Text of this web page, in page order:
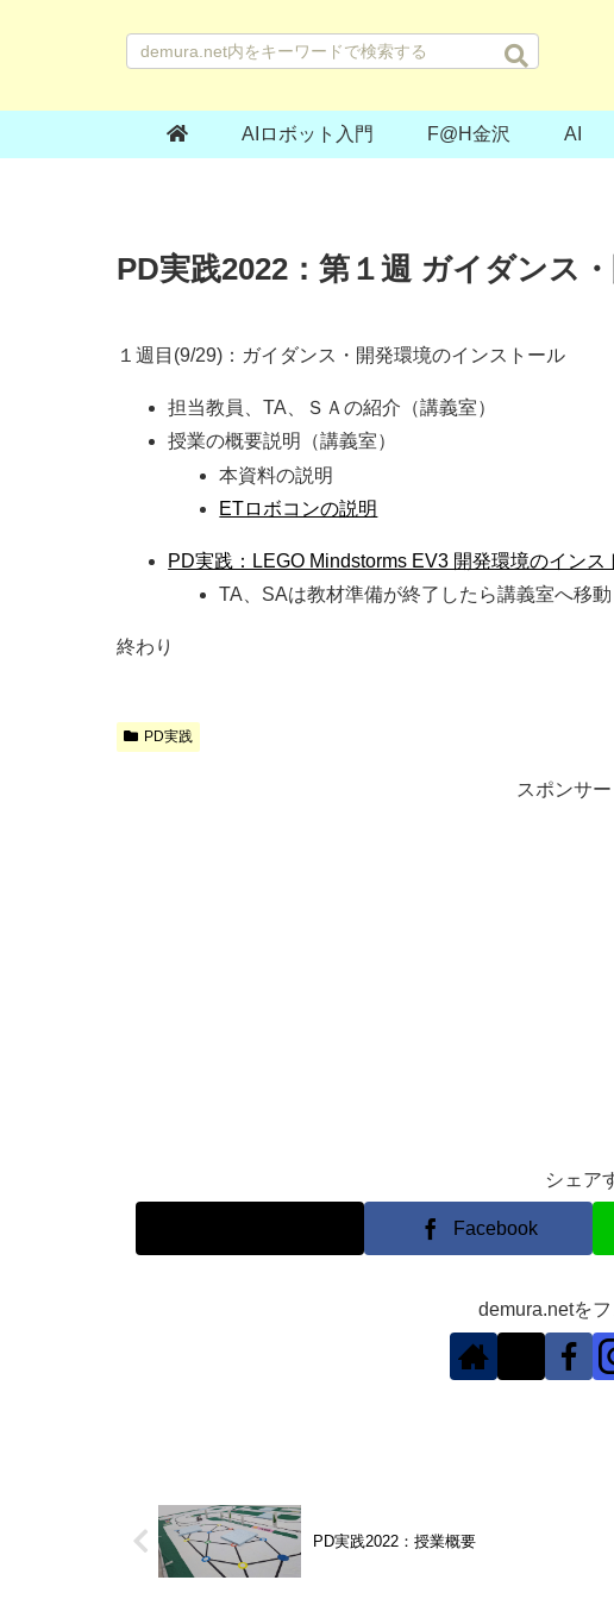
AIロボット入門 F@H金沢 AI
PD実践2022：第１週 ガイダンス
１週目(9/29)：ガイダンス・開発環境のインストール
担当教員、TA、ＳＡの紹介（講義室）
授業の概要説明（講義室）
本資料の説明
ETロボコンの説明
PD実践：LEGO Mindstorms EV3 開発環境のインス
TA、SAは教材準備が終了したら講義室へ移
終わり
PD実践
スポンサ
シェア
Facebook
demura.netを
PD実践2022：授業概要